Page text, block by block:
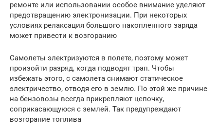
ремонте или использовании особое внимание уделяют
предотвращению электронизации. При некоторых
условиях релаксация большого накопленного заряда
может привести к возгоранию
Самолеты электризуются в полете, поэтому может
произойти разряд, когда подводят трап. Чтобы
избежать этого, с самолета снимают статическое
электричество, отводя его в землю. По этой же причине
на бензовозы всегда прикрепляют цепочку,
соприкасающуюся с землей. Так предупреждают
возгорание топлива